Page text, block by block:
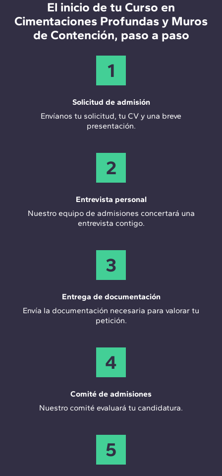
Especialista en cimentaciones dentro de una
constructora o ingeniería.
Ingeniero especialista en elementos de
Coordinador de proyectos.
El inicio de tu Curso en
Cimentaciones Profundas y Muros
de Contención, paso a paso
1
Solicitud de admisión
Envíanos tu solicitud, tu CV y una breve
presentación.
2
Entrevista personal
Nuestro equipo de admisiones concertará una
entrevista contigo.
3
Entrega de documentación
Envía la documentación necesaria para valorar tu
petición.
4
Comité de admisiones
Nuestro comité evaluará tu candidatura.
5